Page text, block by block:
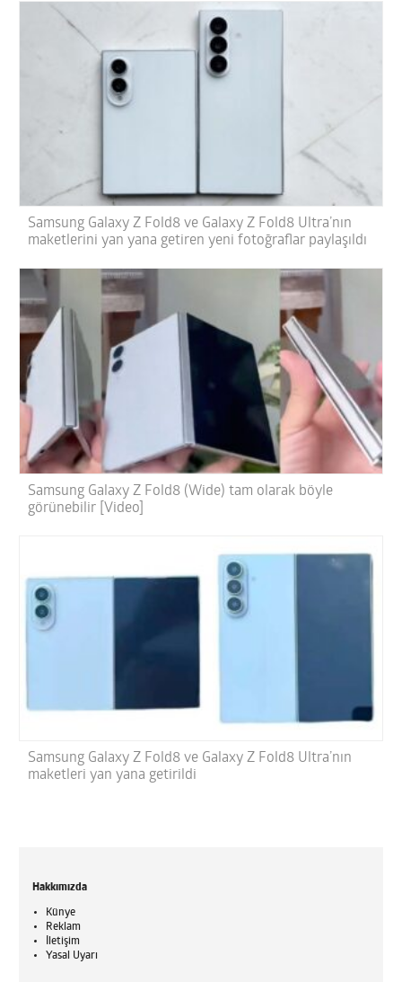
Samsung Galaxy Z Fold8 ve Galaxy Z Fold8 Ultra’nın
maketlerini yan yana getiren yeni fotoğraflar paylaşıldı
Samsung Galaxy Z Fold8 (Wide) tam olarak böyle
görünebilir [Video]
Samsung Galaxy Z Fold8 ve Galaxy Z Fold8 Ultra’nın
maketleri yan yana getirildi
Hakkımızda
Künye
Reklam
İletişim
Yasal Uyarı